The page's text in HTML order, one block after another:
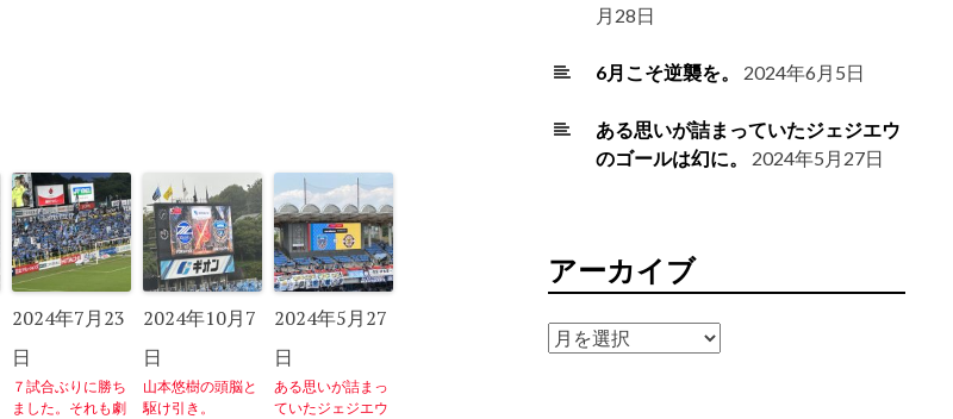
2024年7月23
日
７試合ぶりに勝ち
ました。それも劇
2024年10月7
日
山本悠樹の頭脳と
駆け引き。
2024年5月27
日
ある思いが詰まっ
ていたジェジエウ
月28日
6月こそ逆襲を。 2024年6月5日
ある思いが詰まっていたジェジエウ
のゴールは幻に。
2024年5月27日
アーカイブ
ア